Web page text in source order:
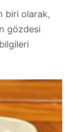
biri olarak,
gözdesi